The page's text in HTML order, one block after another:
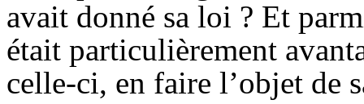
avait donné sa loi ? Et
était particulièrement
celle-ci, en faire l’objet de